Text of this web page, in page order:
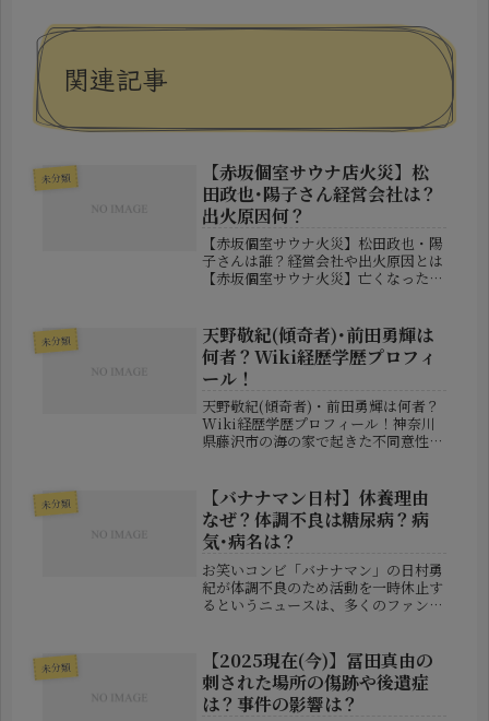
関連記事
未分類
【赤坂個室サウナ店火災】松
田政也･陽子さん経営会社は？
出火原因何？
【赤坂個室サウナ火災】松田政也・陽
子さんは誰？経営会社や出火原因とは
【赤坂個室サウナ火災】亡くなった松
日：2025年12月15日 東京都港区赤坂
で発生した個室サウナ火災に...
未分類
天野敬紀(傾奇者)･前田勇輝は
何者？Wiki経歴学歴プロフィ
ール！
天野敬紀(傾奇者)・前田勇輝は何者？
Wiki経歴学歴プロフィール！神奈川
県藤沢市の海の家で起きた不同意性交
の前田勇輝容疑者が逮捕されたとの報
道が大きな注目を集めています。特...
未分類
【バナナマン日村】休養理由
なぜ？体調不良は糖尿病？病
気･病名は？
お笑いコンビ「バナナマン」の日村勇
紀が体調不良のため活動を一時休止す
るというニュースは、多くのファンに
はテレビ業界全体にも広がっていま
す。本記事では、今回の休養発表の背
景や...
未分類
【2025現在(今)】冨田真由の
刺された場所の傷跡や後遺症
は？事件の影響は？